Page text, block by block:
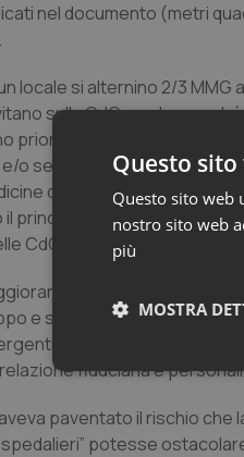
nel documento (metri
locale si alternino 2/3
sulla CdC; anche
prioritariamente gli studi.
o segretariali, che sono
di gruppo integrate –
principale vulnus che
CdC.
dei MMG a ciclo di
e studi singoli spari su
spazi fisici
fiduciaria e
paventato il rischio
potesse
Questo
Questo sito web
nostro sito web
più
MOSTRA